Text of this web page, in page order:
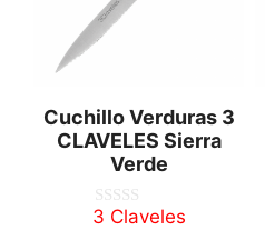
Cuchillo Verduras 3
CLAVELES Sierra
Verde
0
3 Claveles